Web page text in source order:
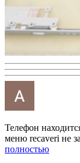
Телефон
меню recaveri не
полностью